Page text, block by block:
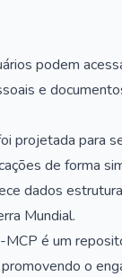
podem
e
projetada para
de forma
dados
Mundial.
é um
o